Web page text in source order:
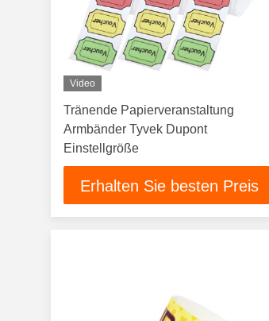
Video
Tränende Papierveranstaltung
Armbänder Tyvek Dupont
Einstellgröße
Erhalten Sie besten Preis